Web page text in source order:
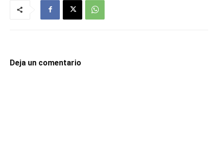
Deja un comentario